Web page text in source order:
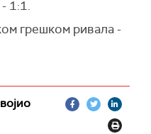
1:1.
грешком ривала -